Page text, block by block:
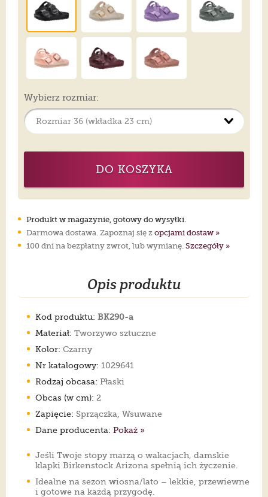
Wybierz rozmiar:
DO KOSZYKA
Produkt w magazynie, gotowy do wysyłki.
Darmowa dostawa. Zapoznaj się z opcjami dostaw »
100 dni na bezpłatny zwrot, lub wymianę. Szczegóły »
Opis produktu
Kod produktu: BK290-a
Materiał: Tworzywo sztuczne
Kolor: Czarny
Nr katalogowy: 1029641
Rodzaj obcasa: Płaski
Obcas (w cm): 2
Zapięcie: Sprzączka, Wsuwane
Dane producenta: Pokaż »
Jeśli Twoje stopy marzą o wakacjach, damskie
klapki Birkenstock Arizona spełnią ich życzenie.
Idealne na sezon wiosna/lato – lekkie, przewiewne
i gotowe na każdą przygodę.